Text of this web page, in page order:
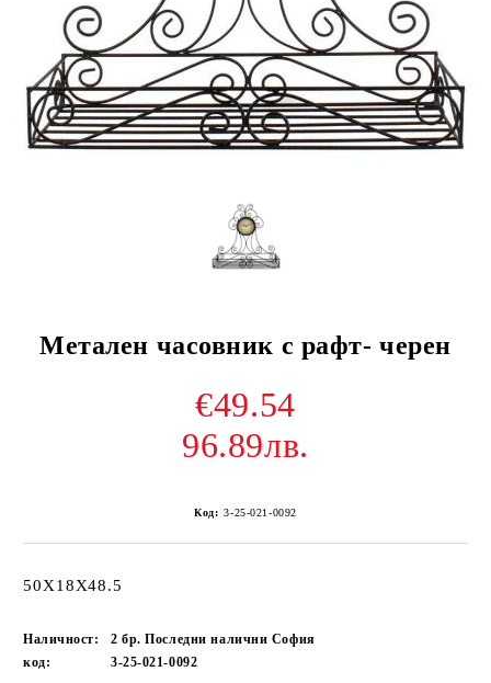
Метален часовник с рафт- черен
€49.54
96.89лв.
Код: 3-25-021-0092
50X18X48.5
Наличност:
2 бр. Последни налични София
код:
3-25-021-0092